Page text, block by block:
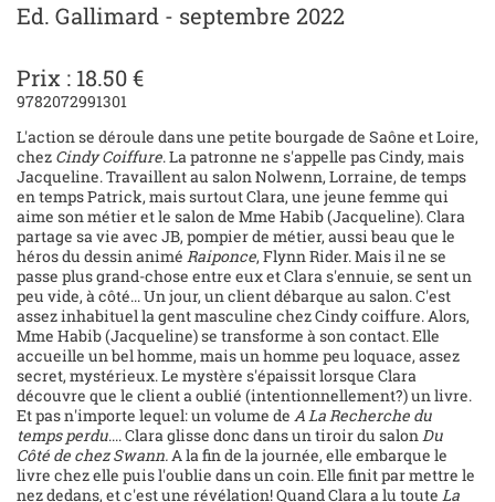
Ed. Gallimard - septembre 2022
Prix : 18.50 €
9782072991301
L'action se déroule dans une petite bourgade de Saône et Loire,
chez Cindy Coiffure. La patronne ne s'appelle pas Cindy, mais
Jacqueline. Travaillent au salon Nolwenn, Lorraine, de temps
en temps Patrick, mais surtout Clara, une jeune femme qui
aime son métier et le salon de Mme Habib (Jacqueline). Clara
partage sa vie avec JB, pompier de métier, aussi beau que le
héros du dessin animé Raiponce, Flynn Rider. Mais il ne se
passe plus grand-chose entre eux et Clara s'ennuie, se sent un
peu vide, à côté... Un jour, un client débarque au salon. C'est
assez inhabituel la gent masculine chez Cindy coiffure. Alors,
Mme Habib (Jacqueline) se transforme à son contact. Elle
accueille un bel homme, mais un homme peu loquace, assez
secret, mystérieux. Le mystère s'épaissit lorsque Clara
découvre que le client a oublié (intentionnellement?) un livre.
Et pas n'importe lequel: un volume de A La Recherche du
temps perdu.... Clara glisse donc dans un tiroir du salonDu
Côté de chez Swann.A la fin de la journée, elle embarque le
livre chez elle puis l'oublie dans un coin. Elle finit par mettre le
nez dedans, et c'est une révélation! Quand Clara a lu toute La